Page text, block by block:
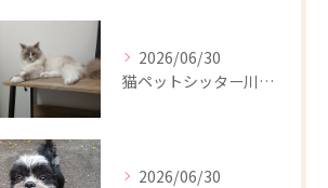
2026/06/30
猫ペットシッター川西市(^-^)/
2026/06/30